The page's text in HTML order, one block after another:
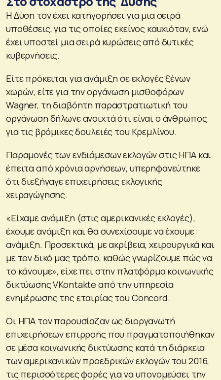
Η Δύση τον έχει κατηγορήσει για μια σειρά
υποθέσεις, για τις οποίες εκείνος καυχιόταν, ενώ
έχει υποστεί μια σειρά κυρώσεις από δυτικές
κυβερνήσεις.
Είτε πρόκειται για ανάμιξη σε εκλογές ξένων
χωρών, είτε για την οργάνωση μισθοφόρων
Wagner, τη διαβόητη παραστρατιωτική του
οργάνωση δήλωνε ανοιχτά ότι είναι ο άνθρωπος
για τις βρόμικες δουλειές του Κρεμλίνου.
Παραμονές των ενδιάμεσων εκλογών στις ΗΠΑ και
έπειτα από χρόνια αρνήσεων, υπερηφανεύτηκε
ότι διεξήγαγε επιχειρήσεις εκλογικής
χειραγώγησης.
«Είχαμε ανάμιξη (στις αμερικανικές εκλογές),
έχουμε ανάμιξη και θα συνεχίσουμε να έχουμε
ανάμιξη. Προσεκτικά, με ακρίβεια, χειρουργικά και
με τον δικό μας τρόπο, καθώς γνωρίζουμε πώς να
το κάνουμε», είχε πει στην πλατφόρμα κοινωνικής
δικτύωσης VKontakte από την υπηρεσία
ενημέρωσης της εταιρίας του Concord.
Οι ΗΠΑ τον παρουσίαζαν ως διοργανωτή
επιχειρήσεων επιρροής που πραγματοποιήθηκαν
σε μέσα κοινωνικής δικτύωσης κατά τη διάρκεια
των αμερικανικών προεδρικών εκλογών του 2016,
τις περισσότερες φορές για να υπονομεύσει την